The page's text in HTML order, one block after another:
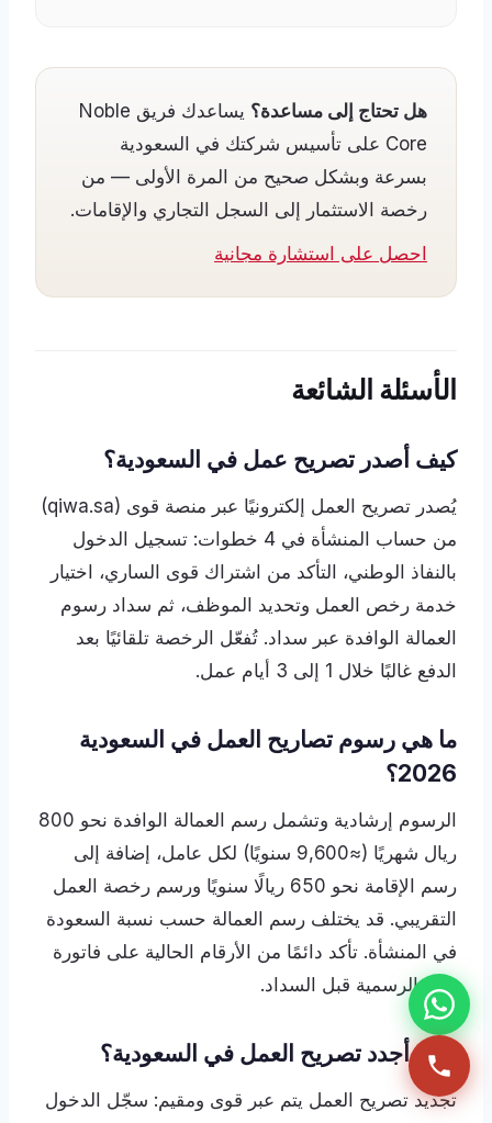
هل تحتاج إلى مساعدة؟
يساعدك فريق Noble
Core على تأسيس شركتك في السعودية
بسرعة وبشكل صحيح من المرة الأولى — من
رخصة الاستثمار إلى السجل التجاري والإقامات.
احصل على استشارة مجانية
الأسئلة الشائعة
كيف أصدر تصريح عمل في السعودية؟
يُصدر تصريح العمل إلكترونيًا عبر منصة قوى (qiwa.sa)
من حساب المنشأة في 4 خطوات: تسجيل الدخول
بالنفاذ الوطني، التأكد من اشتراك قوى الساري، اختيار
خدمة رخص العمل وتحديد الموظف، ثم سداد رسوم
العمالة الوافدة عبر سداد. تُفعّل الرخصة تلقائيًا بعد
الدفع غالبًا خلال 1 إلى 3 أيام عمل.
ما هي رسوم تصاريح العمل في السعودية
2026؟
الرسوم إرشادية وتشمل رسم العمالة الوافدة نحو 800
ريال شهريًا (≈9,600 سنويًا) لكل عامل، إضافة إلى
رسم الإقامة نحو 650 ريالًا سنويًا ورسم رخصة العمل
التقريبي. قد يختلف رسم العمالة حسب نسبة السعودة
في المنشأة. تأكد دائمًا من الأرقام الحالية على فاتورة
قوى الرسمية قبل السداد.
كيف أجدد تصريح العمل في السعودية؟
تجديد تصريح العمل يتم عبر قوى ومقيم: سجّل الدخول